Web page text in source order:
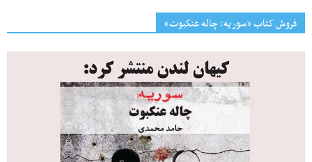
فروش کتاب «سوریه: چاله عنکبوت»